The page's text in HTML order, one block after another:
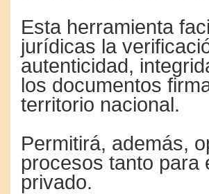
Esta herramienta
jurídicas la
autenticidad,
los documentos
territorio nacional.
Permitirá, además,
procesos tanto para
privado.